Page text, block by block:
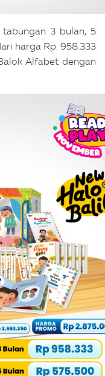
3 bulan, 5
harga Rp. 958.333
Alfabet dengan